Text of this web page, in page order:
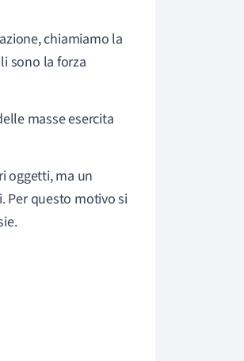
chiamiamo la
sono la forza
masse esercita
oggetti, ma un
Per questo motivo si